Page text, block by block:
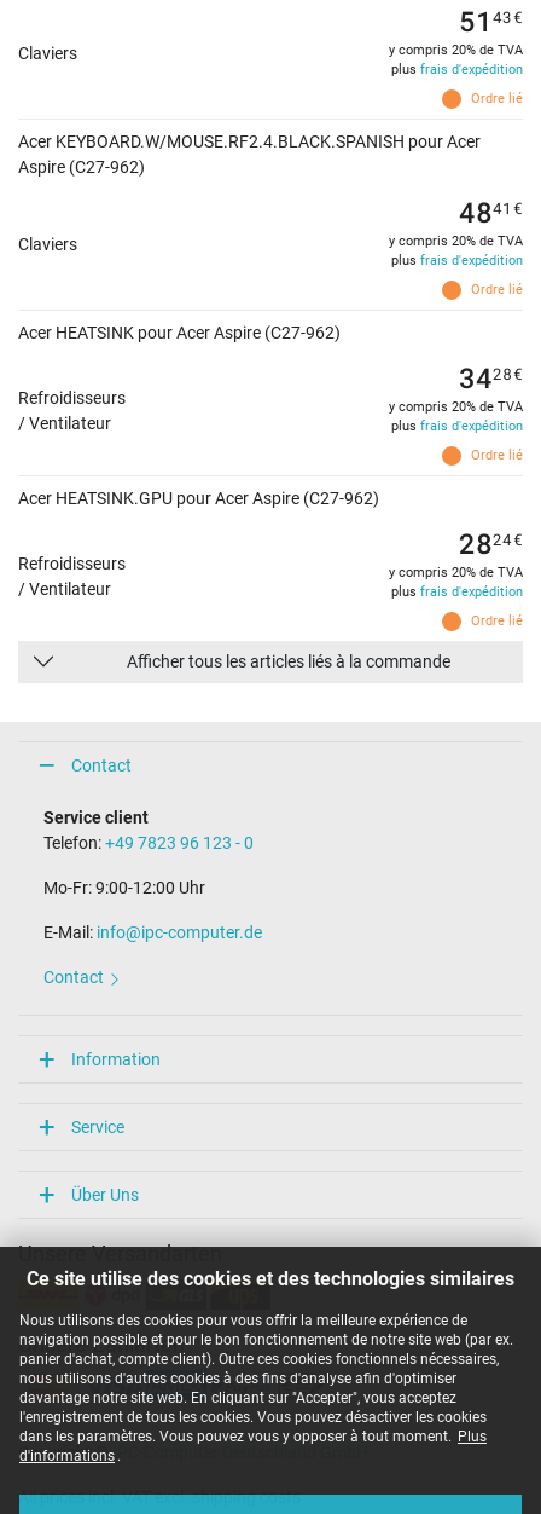
Ce site utilise des cookies et des technologies similaires
Nous utilisons des cookies pour vous offrir la meilleure expérience de
navigation possible et pour le bon fonctionnement de notre site web (par ex.
panier d'achat, compte client). Outre ces cookies fonctionnels nécessaires,
nous utilisons d'autres cookies à des fins d'analyse afin d'optimiser
davantage notre site web. En cliquant sur "Accepter", vous acceptez
l'enregistrement de tous les cookies. Vous pouvez désactiver les cookies
dans les paramètres. Vous pouvez vous y opposer à tout moment. Plus
d'informations .
Claviers
Ordre lié
51 43€
y compris 20% de TVA
plus frais d'expédition
Acer KEYBOARD.W/MOUSE.RF2.4.BLACK.SPANISH pour Acer
Aspire (C27-962)
Claviers
Ordre lié
4841 €
y compris 20% de TVA
plus frais d'expédition
Acer HEATSINK pour Acer Aspire (C27-962)
Refroidisseurs
/ Ventilateur
Ordre lié
3428€
y compris 20% de TVA
plus frais d'expédition
Acer HEATSINK.GPU pour Acer Aspire (C27-962)
Refroidisseurs
/ Ventilateur
Ordre lié
2824€
y compris 20% de TVA
plus frais d'expédition
Afficher tous les articles liés à la commande
Contact
Service client
Telefon:+49 7823 96 123 - 0
Mo-Fr: 9:00-12:00 Uhr
E-Mail: info@ipc-computer.de
Contact
Information
Service
Über Uns
Unsere Versandarten
Unsere Zahlarten
Copyright ©IPC-Computer Deutschland GmbH
All prices incl. VAT excl. shipping costs